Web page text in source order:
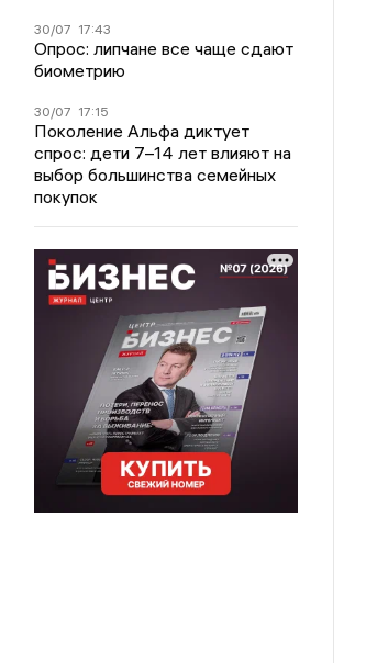
30/07 17:43
Опрос: липчане все чаще сдают
биометрию
30/07 17:15
Поколение Альфа диктует
спрос: дети 7–14 лет влияют на
выбор большинства семейных
покупок